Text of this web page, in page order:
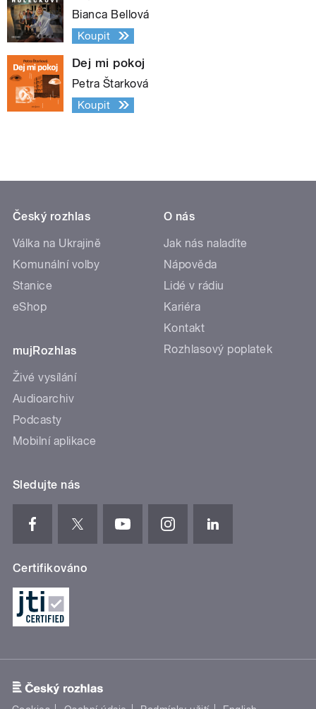
Bianca Bellová
Koupit
Dej mi pokoj
Petra Štarková
Koupit
Český rozhlas
Válka na Ukrajině
Komunální volby
Stanice
eShop
mujRozhlas
Živé vysílání
Audioarchiv
Podcasty
Mobilní aplikace
O nás
Jak nás naladíte
Nápověda
Lidé v rádiu
Kariéra
Kontakt
Rozhlasový poplatek
Sledujte nás
Certifikováno